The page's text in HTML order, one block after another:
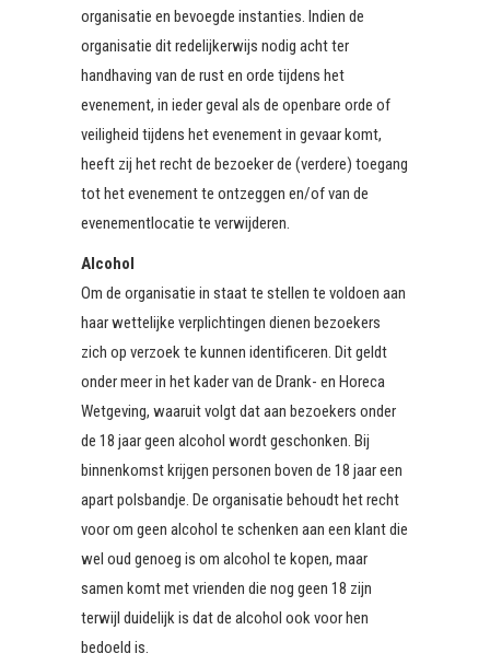
organisatie en bevoegde instanties. Indien de
organisatie dit redelijkerwijs nodig acht ter
handhaving van de rust en orde tijdens het
evenement, in ieder geval als de openbare orde of
veiligheid tijdens het evenement in gevaar komt,
heeft zij het recht de bezoeker de (verdere) toegang
tot het evenement te ontzeggen en/of van de
evenementlocatie te verwijderen.
Alcohol
Om de organisatie in staat te stellen te voldoen aan
haar wettelijke verplichtingen dienen bezoekers
zich op verzoek te kunnen identificeren. Dit geldt
onder meer in het kader van de Drank- en Horeca
Wetgeving, waaruit volgt dat aan bezoekers onder
de 18 jaar geen alcohol wordt geschonken. Bij
binnenkomst krijgen personen boven de 18 jaar een
apart polsbandje. De organisatie behoudt het recht
voor om geen alcohol te schenken aan een klant die
wel oud genoeg is om alcohol te kopen, maar
samen komt met vrienden die nog geen 18 zijn
terwijl duidelijk is dat de alcohol ook voor hen
bedoeld is.